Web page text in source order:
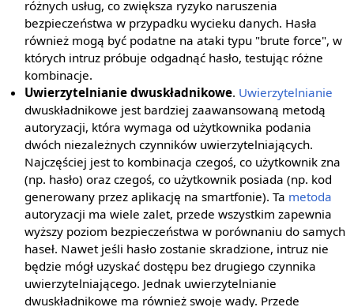
różnych usług, co zwiększa ryzyko naruszenia
bezpieczeństwa w przypadku wycieku danych. Hasła
również mogą być podatne na ataki typu "brute force", w
których intruz próbuje odgadnąć hasło, testując różne
kombinacje.
Uwierzytelnianie dwuskładnikowe. Uwierzytelnianie
dwuskładnikowe jest bardziej zaawansowaną metodą
autoryzacji, która wymaga od użytkownika podania
dwóch niezależnych czynników uwierzytelniających.
Najczęściej jest to kombinacja czegoś, co użytkownik zna
(np. hasło) oraz czegoś, co użytkownik posiada (np. kod
generowany przez aplikację na smartfonie). Ta metoda
autoryzacji ma wiele zalet, przede wszystkim zapewnia
wyższy poziom bezpieczeństwa w porównaniu do samych
haseł. Nawet jeśli hasło zostanie skradzione, intruz nie
będzie mógł uzyskać dostępu bez drugiego czynnika
uwierzytelniającego. Jednak uwierzytelnianie
dwuskładnikowe ma również swoje wady. Przede